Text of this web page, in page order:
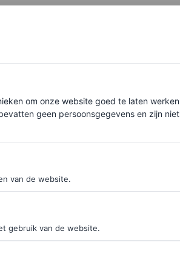
al eerder op
en de laatste
ontwerper in
speciaal.”
string)
Niet voor Shayk,
om onze website goed te laten werken
geen persoonsgegevens en zijn niet
van de website.
gebruik van de website.